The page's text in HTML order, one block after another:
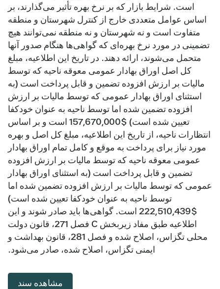
است. شرایط بازار که بر نرخ بهره تأثیر می‌گذارند، بر
اساس عوامل متعددی خارج از کنترل شهرستان و منطقه
متفاوت است و نه شهرستان و نه منطقه نمی‌توانند هیچ
تضمینی در مورد نرخ بهره‌ای که گواهی‌ها هنگام صدور آنها
متحمل می‌شوند، ارائه دهند. در تاریخ این اطلاعیه، مبلغ
کل اصل اوراق بهادار عمومی معوقه ناحیه که توسط
مالیات بر ارزش افزوده تضمین و قابل پرداخت است (به
استثنای اوراق بهادار عمومی که توسط مالیات بر ارزش
افزوده تضمین شده اما توسط ناحیه به عنوان خودکفا
تعیین شده است) $157,670,000 است و بر اساس
انتظارات ناحیه، از تاریخ این اطلاعیه، مبلغ کل اصل و بهره
مورد نیاز برای پرداخت به موقع و کامل تمام اوراق بهادار
عمومی معوقه ناحیه که توسط مالیات بر ارزش افزوده
تضمین و قابل پرداخت است (به استثنای اوراق بهادار
عمومی که توسط مالیات بر ارزش افزوده تضمین شده اما
توسط ناحیه به عنوان خودکفا تعیین شده است)
$222,510,439 است. گواهی‌ها باید صادر شوند و این
اطلاعیه طبق مفاد زیربخش C فصل 271، قانون دولت
محلی تگزاس، اصلاح شده و فصل 281، قانون بهداشت و
ایمنی تگزاس، اصلاح شده، صادر می‌شود.
مشاهده سند